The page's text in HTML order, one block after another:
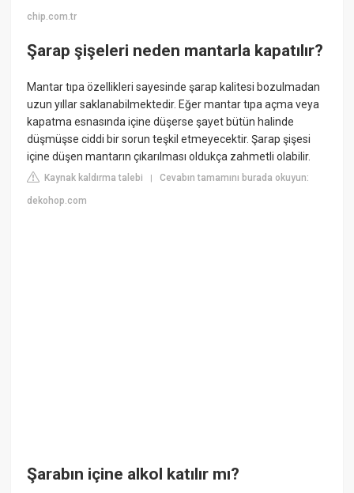
chip.com.tr
Şarap şişeleri neden mantarla kapatılır?
Mantar tıpa özellikleri sayesinde şarap kalitesi bozulmadan
uzun yıllar saklanabilmektedir. Eğer mantar tıpa açma veya
kapatma esnasında içine düşerse şayet bütün halinde
düşmüşse ciddi bir sorun teşkil etmeyecektir. Şarap şişesi
içine düşen mantarın çıkarılması oldukça zahmetli olabilir.
Kaynak kaldırma talebi |Cevabın tamamını burada okuyun:
dekohop.com
Şarabın içine alkol katılır mı?